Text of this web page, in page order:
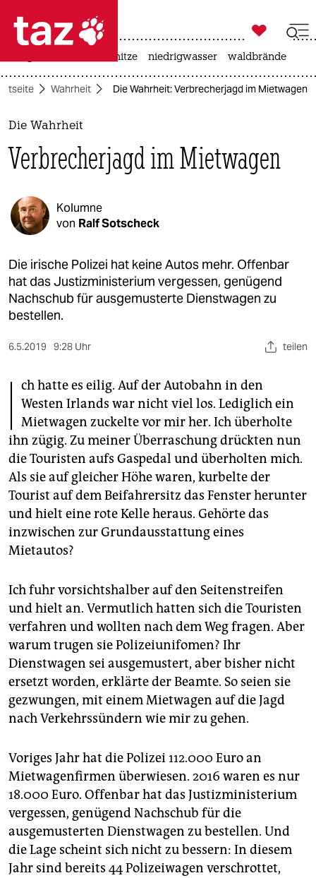
 taz zahl ich
taz zahl ich
themen
politik
öko
gesellschaft
kultur
sport
berlin
nord
wahrheit
verlag
verlag
veranstaltungen
shop
fragen & hilfe
unterstützen
genossenschaft
epaper login

taz zahl ich
hitze niedrigwasser waldbrände
Wahrheit Die Wahrheit: Verbrecherjagd im Mietwagen
Die Wahrheit
Verbrecherjagd im Mietwagen
Kolumne
von Ralf Sotscheck
Die irische Polizei hat keine Autos mehr. Offenbar
hat das Justizministerium vergessen, genügend
Nachschub für ausgemusterte Dienstwagen zu
bestellen.
6.5.2019 9:28 Uhr teilen
I ch hatte es eilig. Auf der Autobahn in den
Westen Irlands war nicht viel los. Lediglich ein
Mietwagen zuckelte vor mir her. Ich überholte
ihn zügig. Zu meiner Überraschung drückten nun
die Touristen aufs Gaspedal und überholten mich.
Als sie auf gleicher Höhe waren, kurbelte der
Tourist auf dem Beifahrersitz das Fenster herunter
und hielt eine rote Kelle heraus. Gehörte das
inzwischen zur Grundausstattung eines
Mietautos?
Ich fuhr vorsichtshalber auf den Seitenstreifen
und hielt an. Vermutlich hatten sich die Touristen
verfahren und wollten nach dem Weg fragen. Aber
warum trugen sie Polizeiunifomen? Ihr
Dienstwagen sei ausgemustert, aber bisher nicht
ersetzt worden, erklärte der Beamte. So seien sie
gezwungen, mit einem Mietwagen auf die Jagd
nach Verkehrssündern wie mir zu gehen.
Voriges Jahr hat die Polizei 112.000 Euro an
Mietwagenfirmen überwiesen. 2016 waren es nur
18.000 Euro. Offenbar hat das Justizministerium
vergessen, genügend Nachschub für die
ausgemusterten Dienstwagen zu bestellen. Und
die Lage scheint sich nicht zu bessern: In diesem
Jahr sind bereits 44 Polizeiwagen verschrottet,